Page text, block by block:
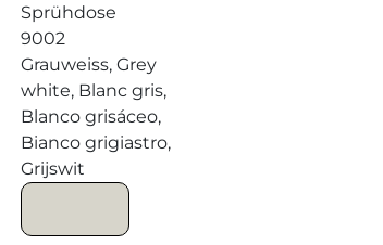
Sprühdose
9002
Grauweiss, Grey
white, Blanc gris,
Blanco grisáceo,
Bianco grigiastro,
Grijswit